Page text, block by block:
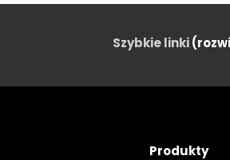
Szybkie linki
Produkty